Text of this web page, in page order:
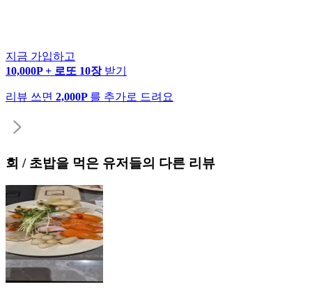
지금 가입하고
10,000P + 로또 10장 받기
리뷰 쓰면 2,000P 를 추가로 드려요
회 / 초밥을 먹은 유저들의 다른 리뷰